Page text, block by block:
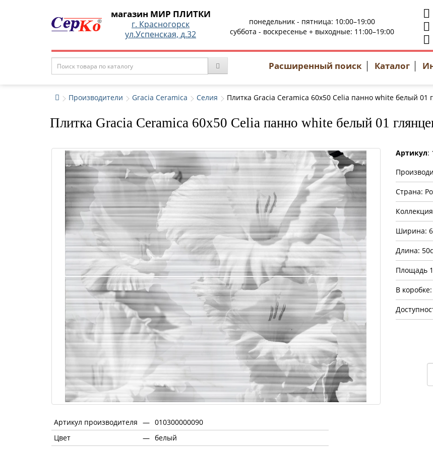
магазин МИР ПЛИТКИ
г. Красногорск
ул.Успенская, д.32
понедельник - пятница: 10:00–19:00
суббота - воскресенье + выходные: 11:00–19:00
Расширенный поиск Каталог
Производители Gracia Ceramica Селия Плитка Gracia Ceramica 60x50 Celia панно white белый 01
Плитка Gracia Ceramica 60x50 Celia панно white белый 01
Артикул производителя — 010300000090
Цвет
— белый
Артикул:
Страна:
Ширина:
Длина:
Площадь
В